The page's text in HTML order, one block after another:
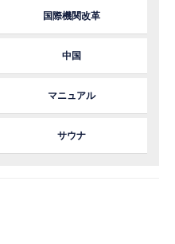
国際機関改革
中国
マニュアル
サウナ